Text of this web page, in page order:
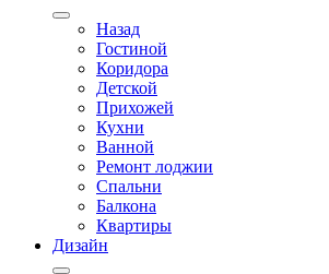
Назад
Гостиной
Коридора
Детской
Прихожей
Кухни
Ванной
Ремонт лоджии
Спальни
Балкона
Квартиры
Дизайн